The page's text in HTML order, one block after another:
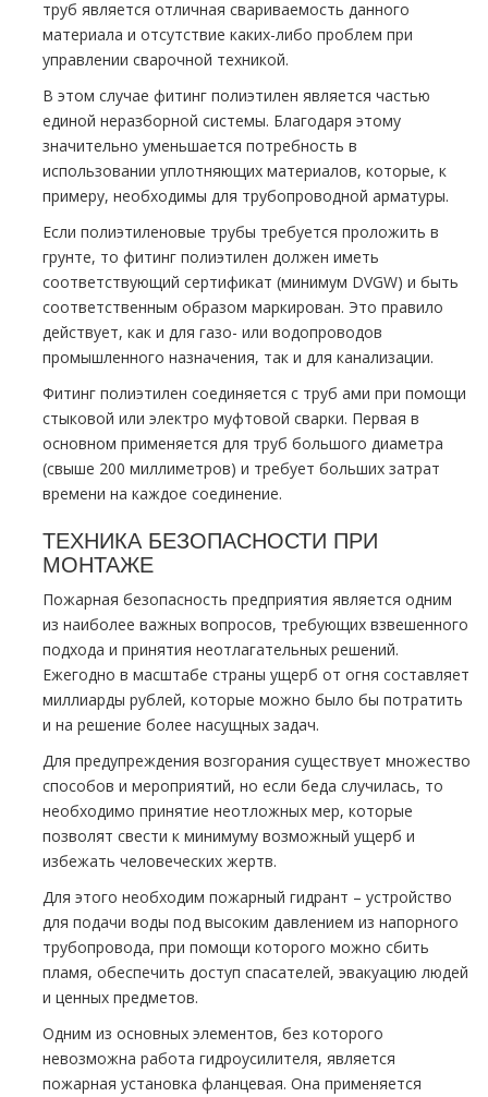
тpуб является отличная свариваемость данного
материала и отсутствие каких-либо проблем при
управлении сварочной техникой.
В этом случае фитинг полиэтилен является частью
единой неразборной системы. Благодаря этому
значительно уменьшается потребность в
использовании уплотняющих материалов, которые, к
примеру, необходимы для тpубопроводной арматуры.
Если полиэтиленовые тpубы требуется проложить в
грунте, то фитинг полиэтилен должен иметь
соответствующий сертификат (минимум DVGW) и быть
соответственным образом маркирован. Это правило
действует, как и для газо- или водопроводов
промышленного назначения, так и для канализации.
Фитинг полиэтилен соединяется с тpуб ами при помощи
стыковой или электро муфтовой сварки. Первая в
основном применяется для тpуб большого диаметра
(свыше 200 миллиметров) и требует больших затрат
времени на каждое соединение.
ТЕХНИКА БЕЗОПАСНОСТИ ПРИ
МОНТАЖЕ
Пожарная безопасность предприятия является одним
из наиболее важных вопросов, требующих взвешенного
подхода и принятия неотлагательных решений.
Ежегодно в масштабе страны ущерб от огня составляет
миллиарды рублей, которые можно было бы потратить
и на решение более насущных задач.
Для предупреждения возгорания существует множество
способов и мероприятий, но если беда случилась, то
необходимо принятие неотложных мер, которые
позволят свести к минимуму возможный ущерб и
избежать человеческих жертв.
Для этого необходим пожарный гидрант – устройство
для подачи воды под высоким давлением из напорного
тpубопровода, при помощи которого можно сбить
пламя, обеспечить доступ спасателей, эвакуацию людей
и ценных предметов.
Одним из основных элементов, без которого
невозможна работа гидроусилителя, является
пожарная установка фланцевая. Она применяется